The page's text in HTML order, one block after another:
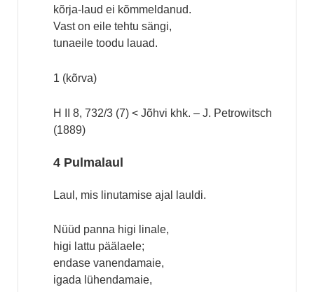
kõrja-laud ei kõmmeldanud.
Vast on eile tehtu sängi,
tunaeile toodu lauad.
1 (kõrva)
H II 8, 732/3 (7) < Jõhvi khk. – J. Petrowitsch
(1889)
4 Pulmalaul
Laul, mis linutamise ajal lauldi.
Nüüd panna higi linale,
higi lattu päälaele;
endase vanendamaie,
igada lühendamaie,